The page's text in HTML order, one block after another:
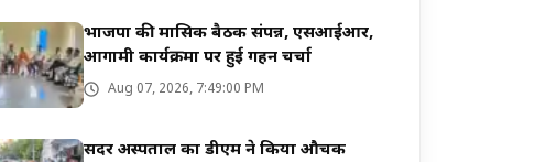
भाजपा की मासिक बैठक संपन्न, एसआईआर,
आगामी कार्यक्रमों पर हुई गहन चर्चा
Aug 07, 2026, 7:49:00 PM
सदर अस्पताल का डीएम ने किया औचक